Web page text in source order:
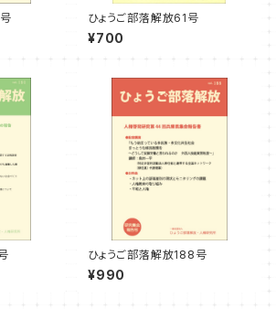
ひょうご部落解放61号
¥700
ひょうご部落解放188号
¥990